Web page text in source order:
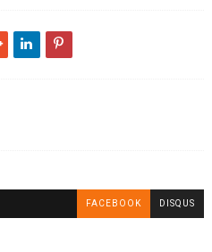
FACEBOOK DISQUS